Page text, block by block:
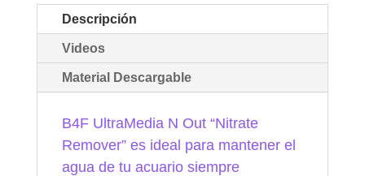
Descripción
Videos
Material Descargable
B4F UltraMedia N Out “Nitrate
Remover” es ideal para mantener el
agua de tu acuario siempre